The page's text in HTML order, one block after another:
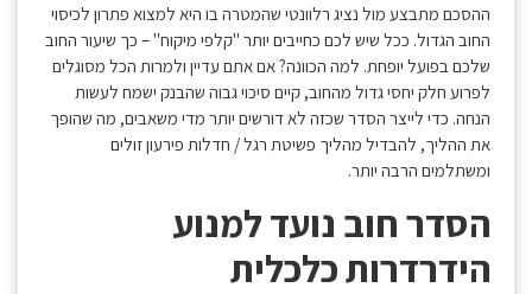
ההסכם מתבצע מול נציג רלוונטי שהמטרה בו היא למצוא פתרון לכיסוי
החוב הגדול. ככל שיש לכם כחייבים יותר "קלפי מיקוח" – כך שיעור החוב
שלכם בפועל יופחת. למה הכוונה? אם אתם עדיין ולמרות הכל מסוגלים
לפרוע חלק יחסי גדול מהחוב, קיים סיכוי גבוה שהבנק ישמח לעשות
הנחה. כדי לייצר הסדר שכזה לא דורשים יותר מדי משאבים, מה שהופך
את ההליך, להבדיל מהליך פשיטת רגל / חדלות פירעון זולים
ומשתלמים הרבה יותר.
הסדר חוב נועד למנוע
הידרדרות כלכלית